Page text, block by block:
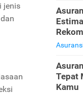
jenis
Tepat
Kamu